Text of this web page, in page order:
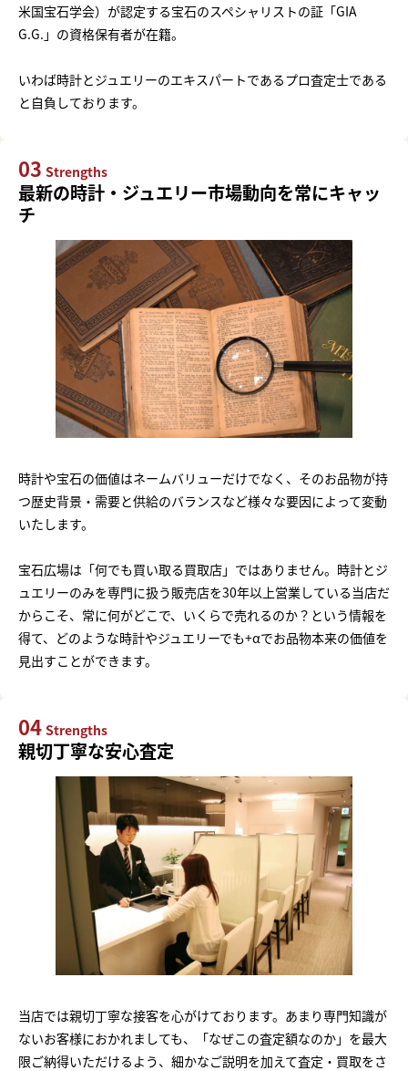
米国宝石学会）が認定する宝石のスペシャリストの証「GIA
G.G.」の資格保有者が在籍。
いわば時計とジュエリーのエキスパートであるプロ査定士である
と自負しております。
03 Strengths
最新の時計・ジュエリー市場動向を常にキャッ
チ
時計や宝石の価値はネームバリューだけでなく、そのお品物が持
つ歴史背景・需要と供給のバランスなど様々な要因によって変動
いたします。
宝石広場は「何でも買い取る買取店」ではありません。時計とジ
ュエリーのみを専門に扱う販売店を30年以上営業している当店だ
からこそ、常に何がどこで、いくらで売れるのか？という情報を
得て、どのような時計やジュエリーでも+αでお品物本来の価値を
見出すことができます。
04 Strengths
親切丁寧な安心査定
当店では親切丁寧な接客を心がけております。あまり専門知識が
ないお客様におかれましても、「なぜこの査定額なのか」を最大
限ご納得いただけるよう、細かなご説明を加えて査定・買取をさ